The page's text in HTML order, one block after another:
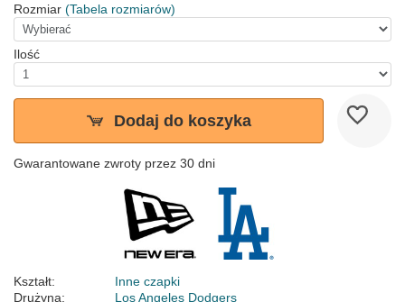
Rozmiar (Tabela rozmiarów)
Ilość
Dodaj do koszyka
Gwarantowane zwroty przez 30 dni
Kształt:
Inne czapki
Drużyna:
Los Angeles Dodgers